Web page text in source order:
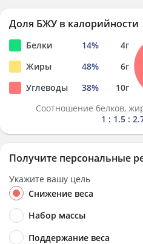
Доля БЖУ в калорийности
Белки 14% 4г
Жиры
48% 6г
Углеводы
38% 10г
Соотношение белков,
1 : 1.5 :
Получите персональные
Укажите вашу цель
Снижение веса
Набор массы
Поддержание веса